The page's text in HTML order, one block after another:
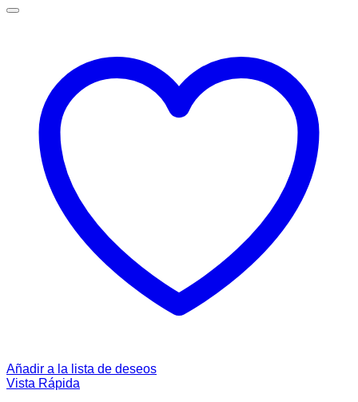
Añadir a la lista de deseos
Vista Rápida